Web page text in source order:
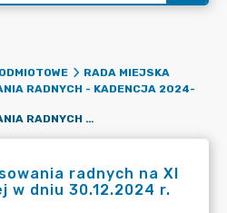
RADA MIEJSKA
RADNYCH - KADENCJA 2024-
IMIENNY WYKAZ GŁOSOWANIA RADNYCH NA XI SESJI RADY MIEJSKIEJ W DNIU 30.12.2024 R.
radnych na XI
w dniu 30.12.2024 r.